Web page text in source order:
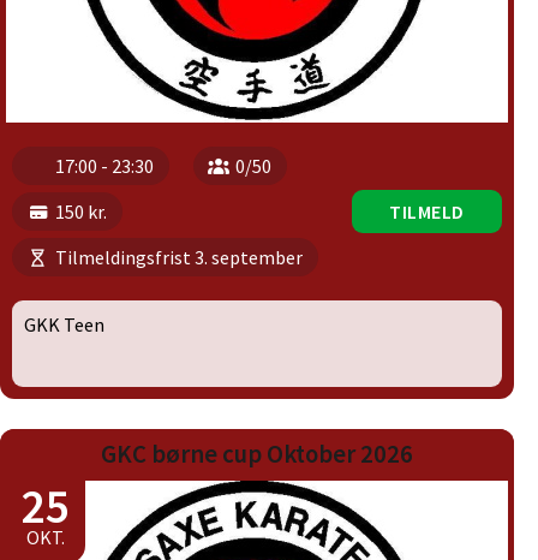
17:00 - 23:30
0/50
150 kr.
Tilmeldingsfrist 3. september
TILMELD
GKK Teen
GKC børne cup Oktober 2026
25
OKT.